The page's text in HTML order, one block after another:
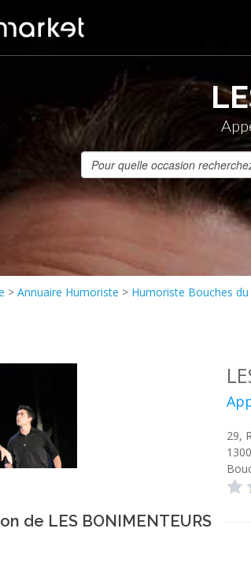
> Annuaire Humoriste > Humoriste Bouches du
29,
de LES BONIMENTEURS